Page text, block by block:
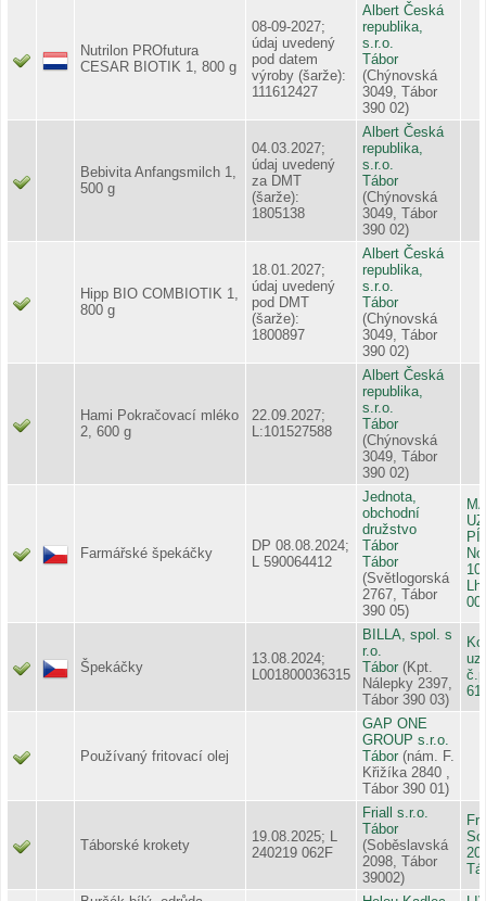
Nutrilon PROfutura
CESAR BIOTIK 1, 800 g
08-09-2027;
údaj uvedený
pod datem
výroby (šarže):
111612427
Albert Česká
republika,
s.r.o.
Tábor
(Chýnovská
3049, Tábor
390 02)
Bebivita Anfangsmilch 1,
500 g
04.03.2027;
údaj uvedený
za DMT
(šarže):
1805138
Albert Česká
republika,
s.r.o.
Tábor
(Chýnovská
3049, Tábor
390 02)
Hipp BIO COMBIOTIK 1,
800 g
18.01.2027;
údaj uvedený
pod DMT
(šarže):
1800897
Albert Česká
republika,
s.r.o.
Tábor
(Chýnovská
3049, Tábor
390 02)
Hami Pokračovací mléko
2, 600 g
22.09.2027;
L:101527588
Albert Česká
republika,
s.r.o.
Tábor
(Chýnovská
3049, Tábor
390 02)
Farmářské špekáčky
DP 08.08.2024;
L 590064412
Jednota,
obchodní
družstvo
Tábor
Tábor
(Světlogorská
2767, Tábor
390 05)
00
Špekáčky
13.08.2024;
L001800036315
BILLA, spol. s
r.o.
Tábor (Kpt.
Nálepky 2397,
Tábor 390 03)
61
Používaný fritovací olej
GAP ONE
GROUP s.r.o.
Tábor (nám. F.
Křižíka 2840 ,
Tábor 390 01)
Táborské krokety
19.08.2025; L
240219 062F
Friall s.r.o.
Tábor
(Soběslavská
2098, Tábor
39002)